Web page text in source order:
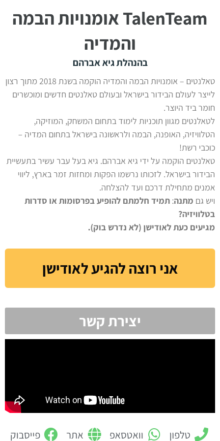
TalenTeam אומנויות הבמה
והמדיה
בהנהלת גיא אברהם
טאלנטים – אומנויות הבמה והמדיה הוקמה בשנת 2018
מתוך רצון
לייצר לעולם הבידור בישראל ובעולם טאלנטים חדשים ומוכשרים
חומר ביד היוצר.
לטאלנטים מגוון תוכניות לימוד בתחום המשחק, המוזיקה,
הטלוויזיה, האופנה, הבמה ולראשונה בישראל בתחום המדיה –
כוכבי רשת!
טאלנטים הוקמה על ידי גיא אברהם. גיא בעל עבר עשיר בתעשיית
הבידור בישראל. לזכותו נרשמו הפקות ומחזות זמר בארץ, ליווי
אמנים מתחילת דרכם ועד להצלחה.
ויש גם מתנה: תמיד חלמתם להופיע בפרסומות או סדרות
בטלוויזיה?
מגיעים כעת לאודישן (לא נדרש בוק).
אני רוצה להגיע לאודישן
יצירת קשר
טלפון וואטסאפ אתר פייסבוק